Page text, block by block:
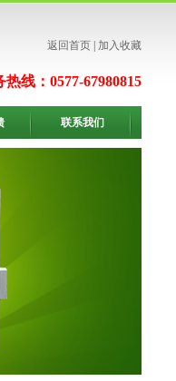
返回首页 加入收藏
热线：0577-67980815
联系我们